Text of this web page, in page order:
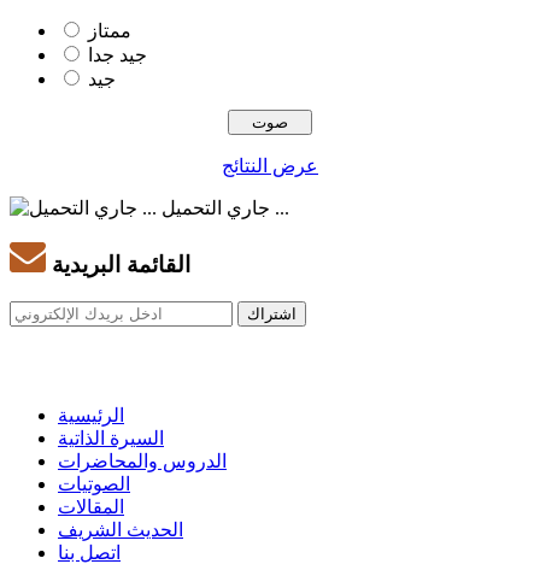
ممتاز
جيد جدا
جيد
عرض النتائج
جاري التحميل ...
القائمة البريدية
الرئيسية
السيرة الذاتية
الدروس والمحاضرات
الصوتيات
المقالات
الحديث الشريف
اتصل بنا